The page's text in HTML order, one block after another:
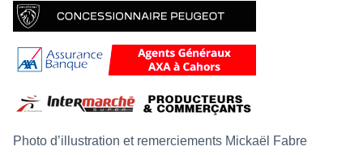
Photo d’illustration et remerciements Mickaël Fabre